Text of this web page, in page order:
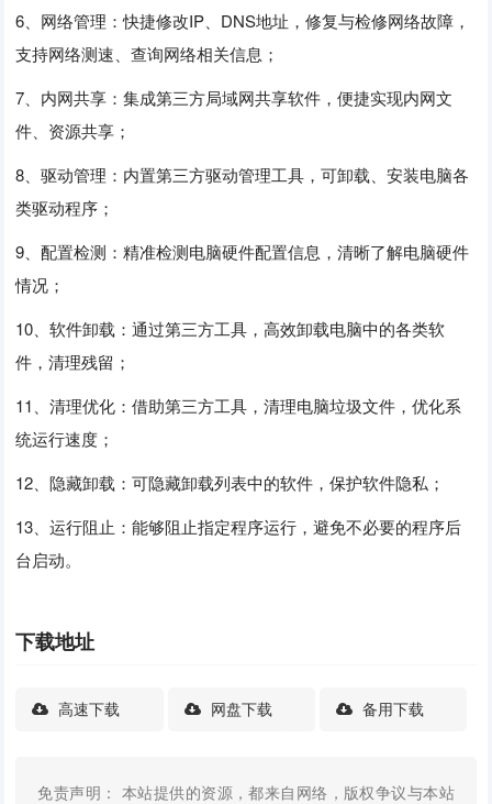
6、网络管理：快捷修改IP、DNS地址，修复与检修网络故障，
支持网络测速、查询网络相关信息；
7、内网共享：集成第三方局域网共享软件，便捷实现内网文
件、资源共享；
8、驱动管理：内置第三方驱动管理工具，可卸载、安装电脑各
类驱动程序；
9、配置检测：精准检测电脑硬件配置信息，清晰了解电脑硬件
情况；
10、软件卸载：通过第三方工具，高效卸载电脑中的各类软
件，清理残留；
11、清理优化：借助第三方工具，清理电脑垃圾文件，优化系
统运行速度；
12、隐藏卸载：可隐藏卸载列表中的软件，保护软件隐私；
13、运行阻止：能够阻止指定程序运行，避免不必要的程序后
台启动。
下载地址
高速下载 网盘下载 备用下载
免责声明： 本站提供的资源，都来自网络，版权争议与本站